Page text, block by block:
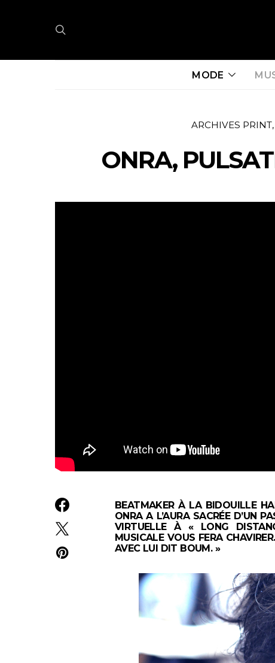
MODE
ARCHIVES PRINT
ONRA,
BEATMAKER À LA BIDOUILLE
ONRA A L’AURA SACRÉE D’UN
VIRTUELLE À « LONG
MUSICALE VOUS FERA
AVEC LUI DIT BOUM. »